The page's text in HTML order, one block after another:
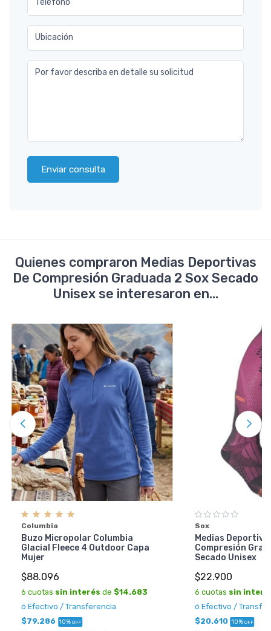
Ubicación
Por favor describa en detalle su solicitud
Enviar consulta
Quienes compraron Medias Deportivas
De Compresión Graduada 2 Sox Secado
Unisex se interesaron en...
Columbia
Buzo Micropolar Columbia
Glacial Fleece 4 Outdoor Capa
Mujer
$88.096
6 cuotas sin interés de $14.683
ó Efectivo / Transferencia
$79.286 10% OFF
Sox
Medias
Compresión
Secado Unisex
$22.900
6 cuotas sin
ó Efectivo /
$20.610 10% OFF